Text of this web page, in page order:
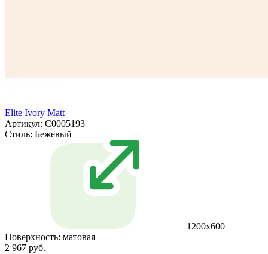
Elite Ivory Matt
Артикул: С0005193
Стиль: Бежевый
1200x600
Поверхность: матовая
2 967 руб.